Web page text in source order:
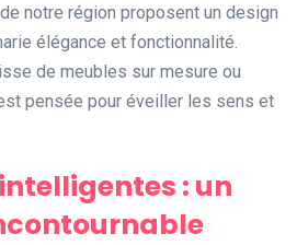
notre région proposent un design
élégance et fonctionnalité.
de meubles sur mesure ou
pensée pour éveiller les sens et
: un